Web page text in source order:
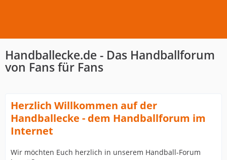
Handballecke.de - Das Handballforum
von Fans für Fans
Herzlich Willkommen auf der
Handballecke - dem Handballforum im
Internet
Wir möchten Euch herzlich in unserem Handball-Forum